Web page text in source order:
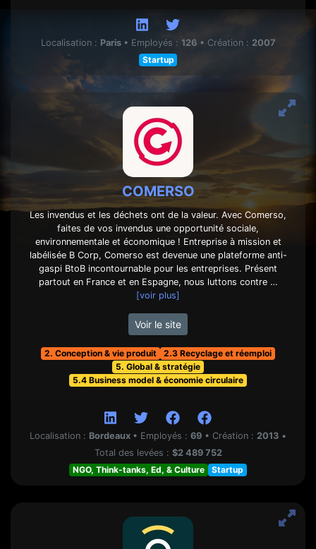
Localisation : Paris • Employés : 126 • Création : 2007
Startup
COMERSO
Les invendus et les déchets ont de la valeur. Avec Comerso,
faites de vos invendus une opportunité sociale,
environnementale et économique ! Entreprise à mission et
labélisée B Corp, Comerso est devenue une plateforme anti-
gaspi BtoB incontournable pour les entreprises. Présent
partout en France et en Espagne, nous luttons contre …
[voir plus]
Voir le site
2. Conception & vie produit
2.3 Recyclage et réemploi
5. Global & stratégie
5.4 Business model & économie circulaire
Localisation : Bordeaux • Employés : 69 • Création : 2013 •
Total des levées : $2 489 752
NGO, Think-tanks, Ed, & Culture
Startup